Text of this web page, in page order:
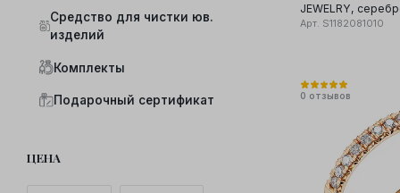
Средство для чистки юв.
изделий
Комплекты
Подарочный сертификат
ЦЕНА
JEWELRY, серебро 925 проба,
вставка фианит
Арт. S1182081010
0 отзывов